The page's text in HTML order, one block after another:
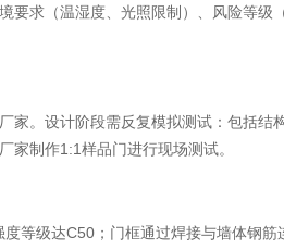
要求（温湿度、光照限制）、风险等级
家。设计阶段需反复模拟测试：包括结
家制作1:1 样品门进行现场测试。
度等级达C50 ；门框通过焊接与墙体钢筋